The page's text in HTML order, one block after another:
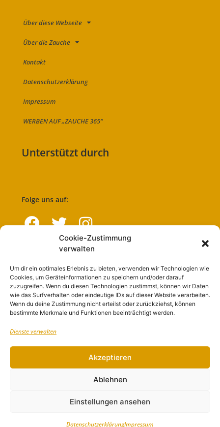
Cookie-Zustimmung
verwalten
Um dir ein optimales Erlebnis zu bieten, verwenden wir Technologien wie
Cookies, um Geräteinformationen zu speichern und/oder darauf
zuzugreifen. Wenn du diesen Technologien zustimmst, können wir Daten
wie das Surfverhalten oder eindeutige IDs auf dieser Website verarbeiten.
Wenn du deine Zustimmung nicht erteilst oder zurückziehst, können
bestimmte Merkmale und Funktionen beeinträchtigt werden.
Dienste verwalten
Akzeptieren
Ablehnen
Einstellungen ansehen
DatenschutzerklärungImpressum
Über diese Webseite
Über die Zauche
Kontakt
Datenschutzerklärung
Impressum
WERBEN AUF „ZAUCHE 365“
Unterstützt durch
Folge uns auf:
Navigation
Start
Nutzungsbedingungen
Abo
Artikel einreichen
Kontakt